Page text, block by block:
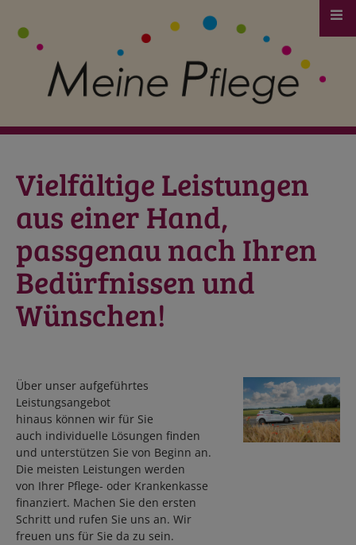
Vielfältige Leistungen
aus einer Hand,
passgenau nach Ihren
Bedürfnissen und
Wünschen!
Über unser aufgeführtes
Leistungsangebot
hinaus können wir für Sie
auch individuelle Lösungen finden
und unterstützen Sie von Beginn an.
Die meisten Leistungen werden
von Ihrer Pflege- oder Krankenkasse
finanziert. Machen Sie den ersten
Schritt und rufen Sie uns an. Wir
freuen uns für Sie da zu sein.
Unsere Leistungen
zusätzliche Serviceangebote
Pflegekasse-Leistungen
Pflegegrade und Budgets
Unsere Angebote
Beratung und Begleitung
Pflegegrade und Budgets